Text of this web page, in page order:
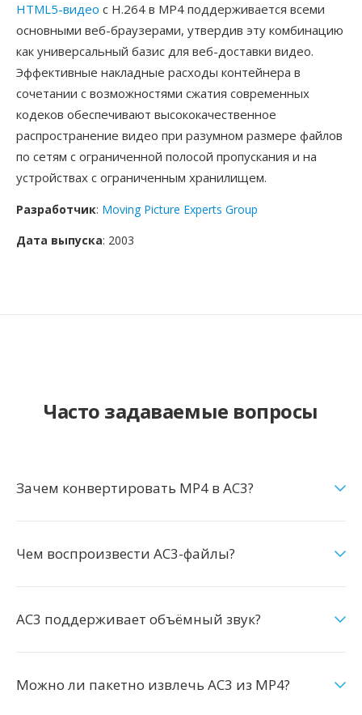
HTML5-видео с H.264 в MP4 поддерживается всеми
основными веб-браузерами, утвердив эту комбинацию
как универсальный базис для веб-доставки видео.
Эффективные накладные расходы контейнера в
сочетании с возможностями сжатия современных
кодеков обеспечивают высококачественное
распространение видео при разумном размере файлов
по сетям с ограниченной полосой пропускания и на
устройствах с ограниченным хранилищем.
Разработчик: Moving Picture Experts Group
Дата выпуска: 2003
Часто задаваемые вопросы
Зачем конвертировать MP4 в AC3?
Чем воспроизвести AC3-файлы?
AC3 поддерживает объёмный звук?
Можно ли пакетно извлечь AC3 из MP4?